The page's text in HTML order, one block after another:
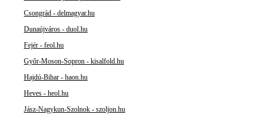
Csongrád - delmagyar.hu
Dunaújváros - duol.hu
Fejér - feol.hu
Győr-Moson-Sopron - kisalfold.hu
Hajdú-Bihar - haon.hu
Heves - heol.hu
Jász-Nagykun-Szolnok - szoljon.hu